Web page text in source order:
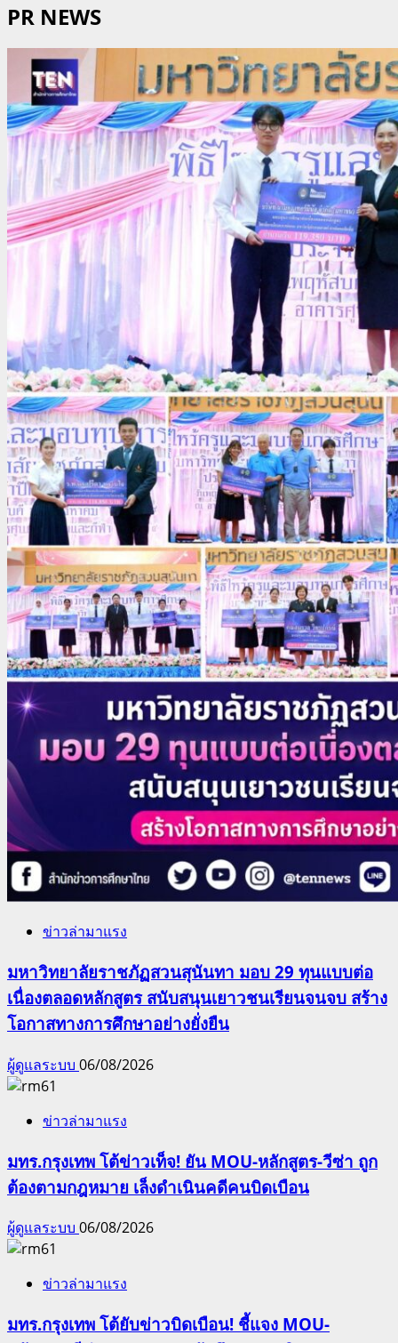
PR NEWS
ข่าวล่ามาแรง
มหาวิทยาลัยราชภัฏสวนสุนันทา มอบ 29 ทุนแบบต่อ
เนื่องตลอดหลักสูตร สนับสนุนเยาวชนเรียนจนจบ สร้าง
โอกาสทางการศึกษาอย่างยั่งยืน
ผู้ดูแลระบบ 06/08/2026
ข่าวล่ามาแรง
มทร.กรุงเทพ โต้ข่าวเท็จ! ยัน MOU-หลักสูตร-วีซ่า ถูก
ต้องตามกฎหมาย เล็งดำเนินคดีคนบิดเบือน
ผู้ดูแลระบบ 06/08/2026
ข่าวล่ามาแรง
มทร.กรุงเทพ โต้ยับข่าวบิดเบือน! ชี้แจง MOU-